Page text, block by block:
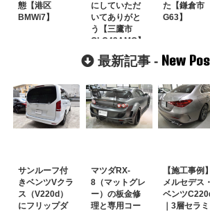
態【港区
BMWi7】
にしていただ
いてありがと
う【三鷹市
GLC43AMG】
た【鎌倉市
G63】
最新記事 - New
サンルーフ付
きベンツVクラ
ス（V220d）
にフリップダ
マツダRX-
8（マットグレ
ー）の板金修
理と専用コー
【施工事例】
メルセデス・
ベンツ
｜3層セラ